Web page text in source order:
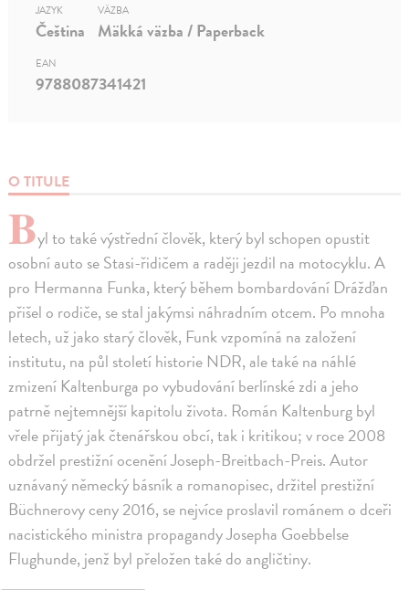
O TITULE
Byl to také výstřední člověk, který byl schopen opustit
osobní auto se Stasi-řidičem a raději jezdil na motocyklu. A
pro Hermanna Funka, který během bombardování Drážďan
přišel o rodiče, se stal jakýmsi náhradním otcem. Po mnoha
letech, už jako starý člověk, Funk vzpomíná na založení
institutu, na půl století historie NDR, ale také na náhlé
zmizení Kaltenburga po vybudování berlínské zdi a jeho
patrně nejtemnější kapitolu života. Román Kaltenburg byl
vřele přijatý jak čtenářskou obcí, tak i kritikou; v roce 2008
obdržel prestižní ocenění Joseph-Breitbach-Preis. Autor
uznávaný německý básník a romanopisec, držitel prestižní
Büchnerovy ceny 2016, se nejvíce proslavil románem o dceři
nacistického ministra propagandy Josepha Goebbelse
Flughunde, jenž byl přeložen také do angličtiny.
JAZYK
Čeština
VÄZBA
Mäkká väzba / Paperback
EAN
9788087341421